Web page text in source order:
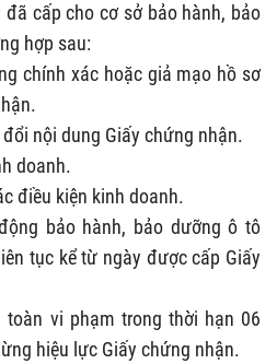
cấp cho cơ sở bảo hành, bảo
hợp sau:
chính xác hoặc giả mạo hồ sơ
nội dung Giấy chứng nhận.
doanh.
điều kiện kinh doanh.
bảo hành, bảo dưỡng ô tô
tục kể từ ngày được cấp Giấy
toàn vi phạm trong thời hạn 06
hiệu lực Giấy chứng nhận.